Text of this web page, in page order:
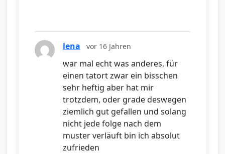
lena vor 16 Jahren
war mal echt was anderes, für
einen tatort zwar ein bisschen
sehr heftig aber hat mir
trotzdem, oder grade deswegen
ziemlich gut gefallen und solang
nicht jede folge nach dem
muster verläuft bin ich absolut
zufrieden